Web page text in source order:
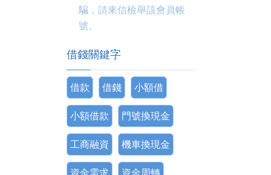
騙，請來信檢舉該會員帳
號。
借錢關鍵字
借款 借錢 小額借
小額借款 門號換現金
工商融資 機車換現金
資金需求 資金周轉